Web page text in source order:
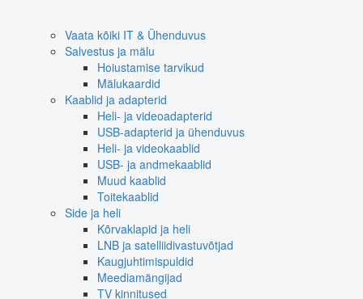
Vaata kõiki IT & Ühenduvus
Salvestus ja mälu
Hoiustamise tarvikud
Mälukaardid
Kaablid ja adapterid
Heli- ja videoadapterid
USB-adapterid ja ühenduvus
Heli- ja videokaablid
USB- ja andmekaablid
Muud kaablid
Toitekaablid
Side ja heli
Kõrvaklapid ja heli
LNB ja satelliidivastuvõtjad
Kaugjuhtimispuldid
Meediamängijad
TV kinnitused